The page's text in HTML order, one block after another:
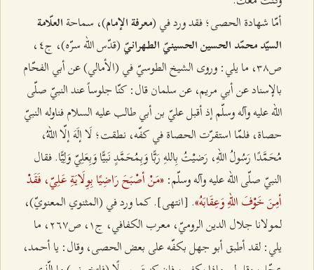
أمّا شهادة الحصى؛ فقد ورد في (معرفة الإمام)، سماحةالعلّامة
السيّد محمّد الحسين الحسينيّ الطهرانيّ
(قدّس الله سرّه)، ج٤،
ص٣۸، ما يلي: وروى الشيخ الطوسيّ في (الأمالي) عن أبي الفحّام
بالإسناد عن أبي مريم، عن سلمان قال: كنّا جلوساً عند النبيّ صلّى
الله عليه وآله وسلّم إذ أقبل عليّ بن أبي طالب عليه السلام فناوله النبيّ
حصاة، فلمّا استقرّت الحصاة في كفّه، نطقت؛ لَا إلَهَ إلّا اللهُ،
مُحَمَّدًا رَسُولُ اللهِ، رَضيْتُ بِاللهِ رَبًّا وَبِمُحَمَّدٍ نَبيًّا وَبِعَلِيّ وَلِيًّا. فقال
النبيّ صلّى الله عليه وآله وسلّم: «مَنْ أصْبَحَ رَاضِيًا بِوِلَايَةِ عَلِيّ، فَقَدْ
أمِنَ خَوْفَ اللهِ وَعِقَابَهُ». [انتهى]. كما ورد في (المثنوي المعنويّ)،
لمولانا جلال الدين الروميّ، معرب الكفافي، ج۱، ص٢٦۷، ما
يلي: لقد أطبق أبو جهل بكفّه على بعض الحصى، وقال: يا أحمد،